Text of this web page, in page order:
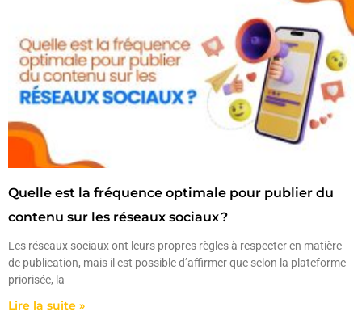
Quelle est la fréquence optimale pour publier du
contenu sur les réseaux sociaux ?
Les réseaux sociaux ont leurs propres règles à respecter en matière
de publication, mais il est possible d’affirmer que selon la plateforme
priorisée, la
Lire la suite »